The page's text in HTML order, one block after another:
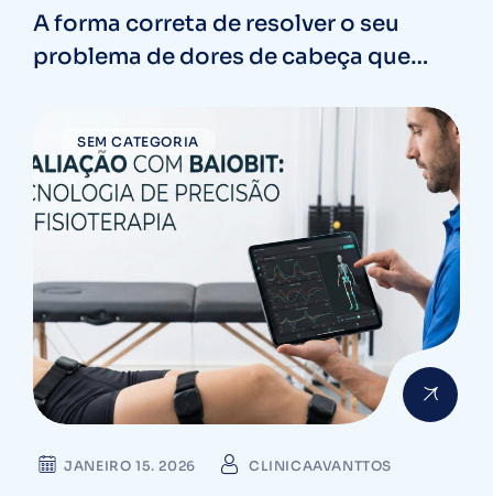
A forma correta de resolver o seu
problema de dores de cabeça que
SEM CATEGORIA
JANEIRO 15. 2026 CLINICAAVANTTOS